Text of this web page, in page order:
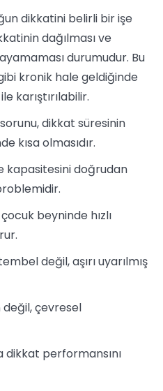
dikkatini belirli bir işe
dağılması ve
durumudur. Bu
kronik hale geldiğinde
karıştırılabilir.
dikkat süresinin
kısa olmasıdır.
kapasitesini doğrudan
beyninde hızlı
değil, aşırı uyarılmış
çevresel
performansını